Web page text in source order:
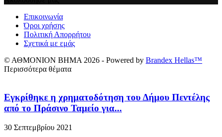
Επικοινωνία
Όροι χρήσης
Πολιτική Απορρήτου
Σχετικά με εμάς
© ΑΘΜΟΝΙΟΝ ΒΗΜΑ 2026 - Powered by Brandex Hellas™
Περισσότερα θέματα
Εγκρίθηκε η χρηματοδότηση του Δήμου Πεντέλης
από το Πράσινο Ταμείο για...
30 Σεπτεμβρίου 2021